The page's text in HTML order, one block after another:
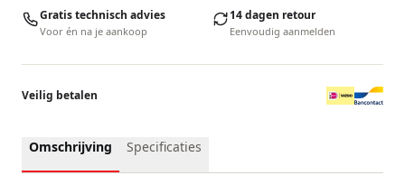
Gratis technisch advies
Voor én na je aankoop
14 dagen retour
Eenvoudig aanmelden
Veilig betalen
Omschrijving Specificaties